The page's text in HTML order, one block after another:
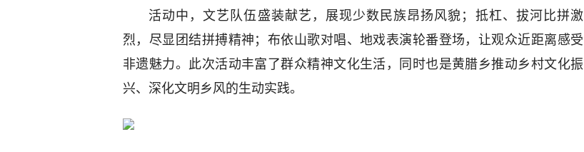
活动中，文艺队伍盛装献艺，展现少数民族昂扬风貌；抵杠、拔河比拼激
烈，尽显团结拼搏精神；布依山歌对唱、地戏表演轮番登场，让观众近距离感受
非遗魅力。此次活动丰富了群众精神文化生活，同时也是黄腊乡推动乡村文化振
兴、深化文明乡风的生动实践。